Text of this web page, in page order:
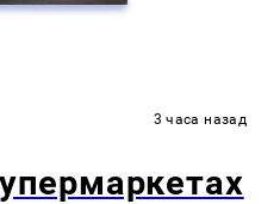
3 часа назад